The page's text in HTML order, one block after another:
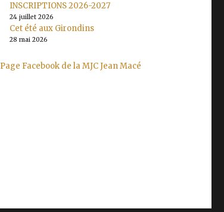
INSCRIPTIONS 2026-2027
24 juillet 2026
Cet été aux Girondins
28 mai 2026
Page Facebook de la MJC Jean Macé